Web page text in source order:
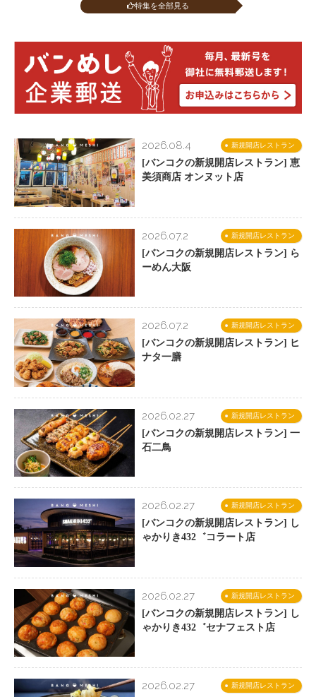
特集を全部見る
新規開店レストラン
2026.08.4
[バンコクの新規開店レストラン] 恵
美須商店 オンヌット店
新規開店レストラン
2026.07.2
[バンコクの新規開店レストラン] ら
ーめん大阪
新規開店レストラン
2026.07.2
[バンコクの新規開店レストラン] ヒ
ナタ一膳
新規開店レストラン
2026.02.27
[バンコクの新規開店レストラン] 一
石二鳥
新規開店レストラン
2026.02.27
[バンコクの新規開店レストラン] し
ゃかりき432゛コラート店
新規開店レストラン
2026.02.27
[バンコクの新規開店レストラン] し
ゃかりき432゛セナフェスト店
新規開店レストラン
2026.02.27